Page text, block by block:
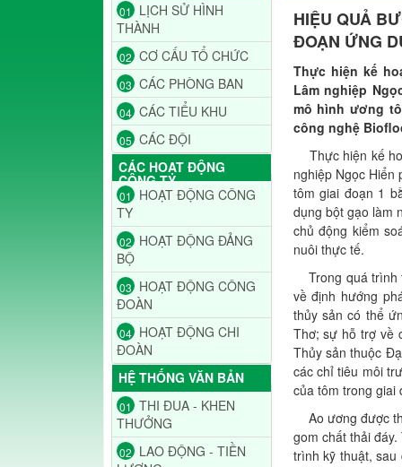
01
LỊCH SỬ HÌNH
THÀNH
02 CƠ CẤU TỔ CHỨC
03 CÁC PHÒNG BAN
04 CÁC TIỂU KHU
05 CÁC ĐỘI
CÁC HOẠT ĐỘNG
CÔNG TY
01
HOẠT ĐỘNG CÔNG
TY
02 HOẠT ĐỘNG ĐẢNG
BỘ
03 HOẠT ĐỘNG CÔNG
ĐOÀN
04 HOẠT ĐỘNG CHI
ĐOÀN
HỆ THỐNG VĂN BẢN
01 THI ĐUA - KHEN
THƯỞNG
02 LAO ĐỘNG - TIỀN
HIỆU QUẢ
ĐOẠN ỨNG
Thực hiện kế
Lâm nghiệp
mô hình ương
công nghệ
Thực hiện kế
nghiệp Ngọc
tôm giai đoạn 1
dụng bột gạo làm
chủ động kiểm
nuôi thực tế.
Trong quá trình
về định hướng
thủy sản có thể
Thơ; sự hỗ trợ về
Thủy sản thuộc
các chỉ tiêu môi
của tôm trong giai
Ao ương được
gom chất thải
trình kỹ thuật,